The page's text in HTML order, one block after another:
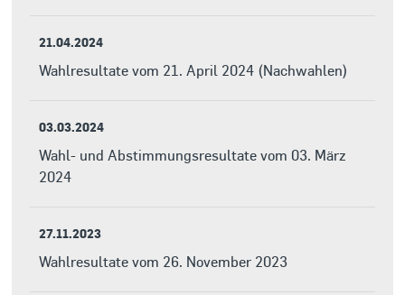
21.04.2024
Wahlresultate vom 21. April 2024 (Nachwahlen)
03.03.2024
Wahl- und Abstimmungsresultate vom 03. März
2024
27.11.2023
Wahlresultate vom 26. November 2023